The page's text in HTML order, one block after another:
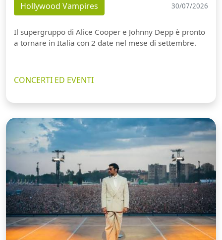
Hollywood Vampires 30/07/2026
Il supergruppo di Alice Cooper e Johnny Depp è pronto
a tornare in Italia con 2 date nel mese di settembre.
CONCERTI ED EVENTI